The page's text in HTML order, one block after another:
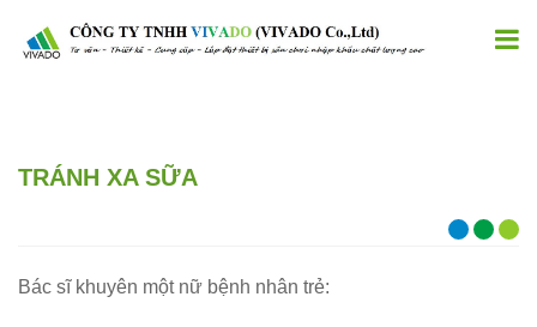
TRÁNH XA SỮA
Bác sĩ khuyên một nữ bệnh nhân trẻ: